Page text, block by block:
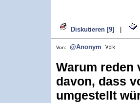
Diskutieren [9]
Von: @Anonym
Warum reden
davon, dass
umgestellt